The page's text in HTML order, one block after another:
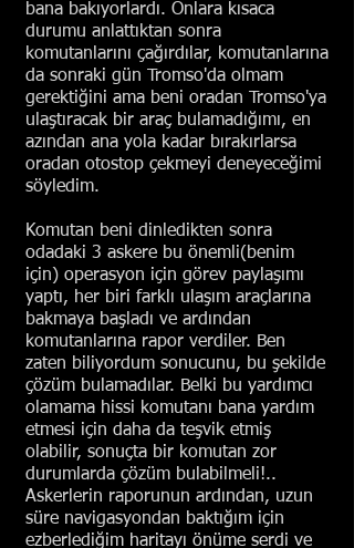
bana bakıyorlardı. Onlara kısaca
durumu anlattıktan sonra
komutanlarını çağırdılar, komutanlarına
da sonraki gün Tromso'da olmam
gerektiğini ama beni oradan Tromso'ya
ulaştıracak bir araç bulamadığımı, en
azından ana yola kadar bırakırlarsa
oradan otostop çekmeyi deneyeceğimi
söyledim.
Komutan beni dinledikten sonra
odadaki 3 askere bu önemli(benim
için) operasyon için görev paylaşımı
yaptı, her biri farklı ulaşım araçlarına
bakmaya başladı ve ardından
komutanlarına rapor verdiler. Ben
zaten biliyordum sonucunu, bu şekilde
çözüm bulamadılar. Belki bu yardımcı
olamama hissi komutanı bana yardım
etmesi için daha da teşvik etmiş
olabilir, sonuçta bir komutan zor
durumlarda çözüm bulabilmeli!..
Askerlerin raporunun ardından, uzun
süre navigasyondan baktığım için
ezberlediğim haritayı önüme serdi ve